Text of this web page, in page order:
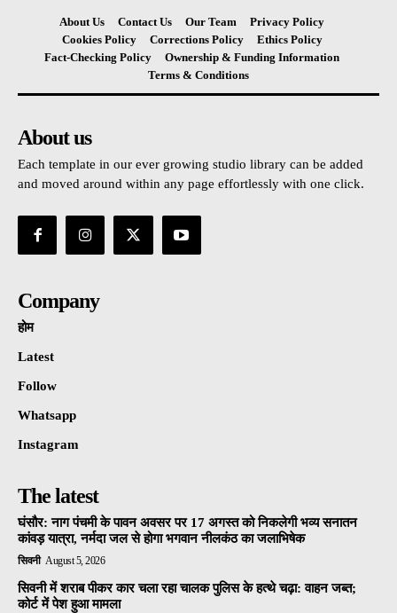
About Us Contact Us Our Team
Privacy Policy
Cookies Policy
Corrections Policy
Ethics Policy
Fact-Checking Policy
Ownership & Funding Information
Terms & Conditions
About us
Each template in our ever growing studio library can be added
and moved around within any page effortlessly with one click.
Company
होम
Latest
Follow
Whatsapp
Instagram
The latest
घंसौर: नाग पंचमी के पावन अवसर पर 17 अगस्त को निकलेगी भव्य सनातन
कांवड़ यात्रा, नर्मदा जल से होगा भगवान नीलकंठ का जलाभिषेक
सिवनी August 5, 2026
सिवनी में शराब पीकर कार चला रहा चालक पुलिस के हत्थे चढ़ा: वाहन जब्त;
कोर्ट में पेश हुआ मामला